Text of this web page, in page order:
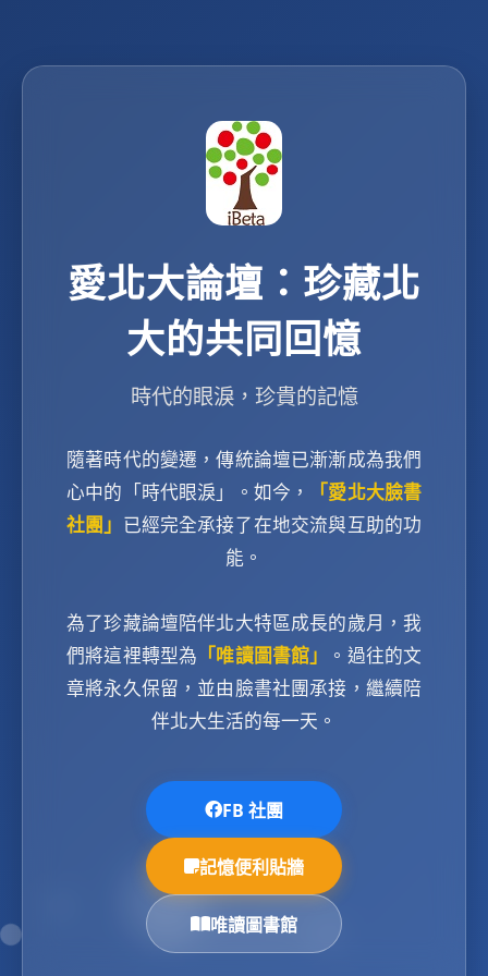
愛北大論壇：珍藏北
大的共同回憶
時代的眼淚，珍貴的記憶
隨著時代的變遷，傳統論壇已漸漸成為我們
心中的「時代眼淚」。如今，
「愛北大臉書
社團」 已經完全承接了在地交流與互助的功
能。
為了珍藏論壇陪伴北大特區成長的歲月，我
們將這裡轉型為 「唯讀圖書館」
。過往的文
章將永久保留，並由臉書社團承接，繼續陪
伴北大生活的每一天。
FB 社團
記憶便利貼牆
唯讀圖書館